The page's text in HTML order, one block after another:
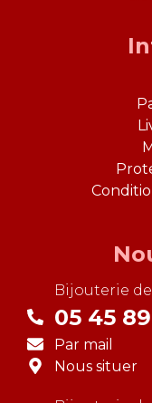
Bijouterie de
05 45
Par mail
Nous situer